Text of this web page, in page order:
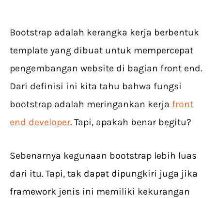
Bootstrap adalah kerangka kerja berbentuk
template yang dibuat untuk mempercepat
pengembangan website di bagian front end.
Dari definisi ini kita tahu bahwa fungsi
bootstrap adalah meringankan kerja front
end developer. Tapi, apakah benar begitu?
Sebenarnya kegunaan bootstrap lebih luas
dari itu. Tapi, tak dapat dipungkiri juga jika
framework jenis ini memiliki kekurangan